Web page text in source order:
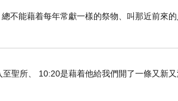
不能藉着每年常獻一樣的祭物、叫那近前來
聖所、 10:20是藉着他給我們開了一條又新